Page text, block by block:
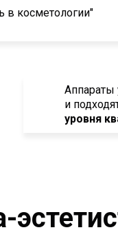
в косметологии"
Аппараты
и
уровня